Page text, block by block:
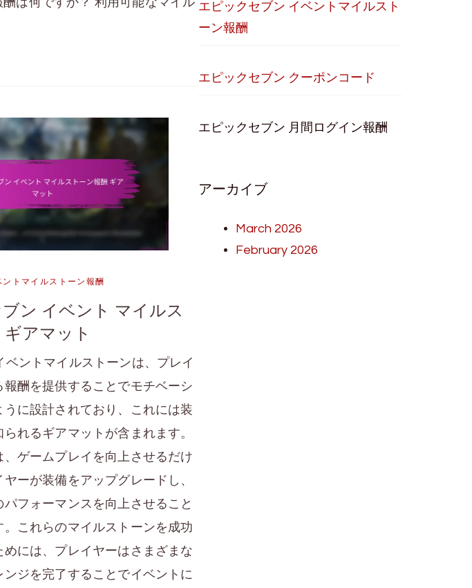
トマイルストーン報酬
ン イベント マイルス
ギアマット
ベントマイルストーンは、プレイ
報酬を提供することでモチベーシ
うに設計されており、これには装
れるギアマットが含まれます。
、ゲームプレイを向上させるだけ
ーが装備をアップグレードし、
フォーマンスを向上させること
。これらのマイルストーンを成功
めには、プレイヤーはさまざまな
ンジを完了することでイベントに
エピックセブン イベントマイルスト
ーン報酬
エピックセブン クーポンコード
エピックセブン 月間ログイン報酬
アーカイブ
March 2026
February 2026